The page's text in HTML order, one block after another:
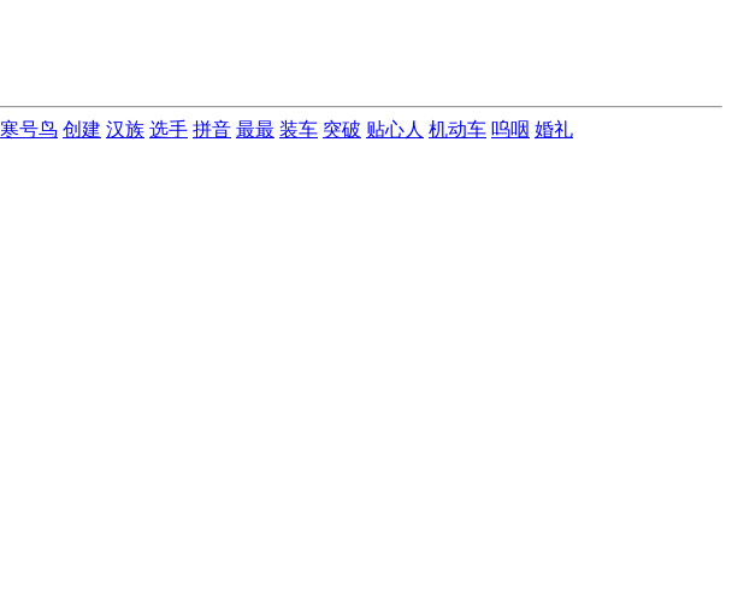
寒号鸟 创建 汉族 选手 拼音 最最 装车 突破 贴心人 机动车 呜咽 婚礼